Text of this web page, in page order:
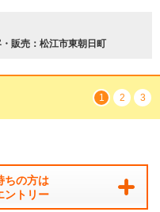
販売：松江市東朝日町
ちの方は
ントリー
1 2 3